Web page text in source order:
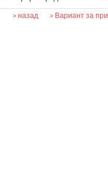
> назад > Вариант за